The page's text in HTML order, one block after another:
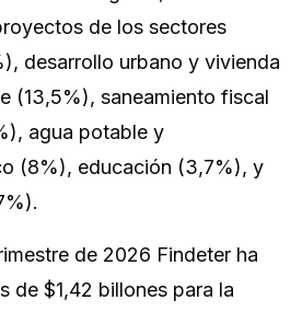
de los sectores
desarrollo urbano y vivienda
(13,5%), saneamiento fiscal
agua potable y
(8%), educación (3,7%), y
de 2026 Findeter ha
de $1,42 billones para la